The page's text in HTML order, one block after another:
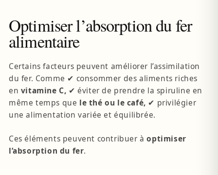
Optimiser l’absorption du fer
alimentaire
Certains facteurs peuvent améliorer l’assimilation
du fer. Comme ✔ consommer des aliments riches
en vitamine C, ✔ éviter de prendre la spiruline en
même temps que le thé ou le café, ✔ privilégier
une alimentation variée et équilibrée.
Ces éléments peuvent contribuer àoptimiser
l’absorption du fer.